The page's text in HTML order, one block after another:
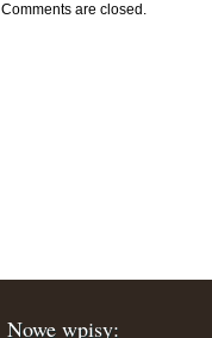
Comments are closed.
Nowe wpisy: